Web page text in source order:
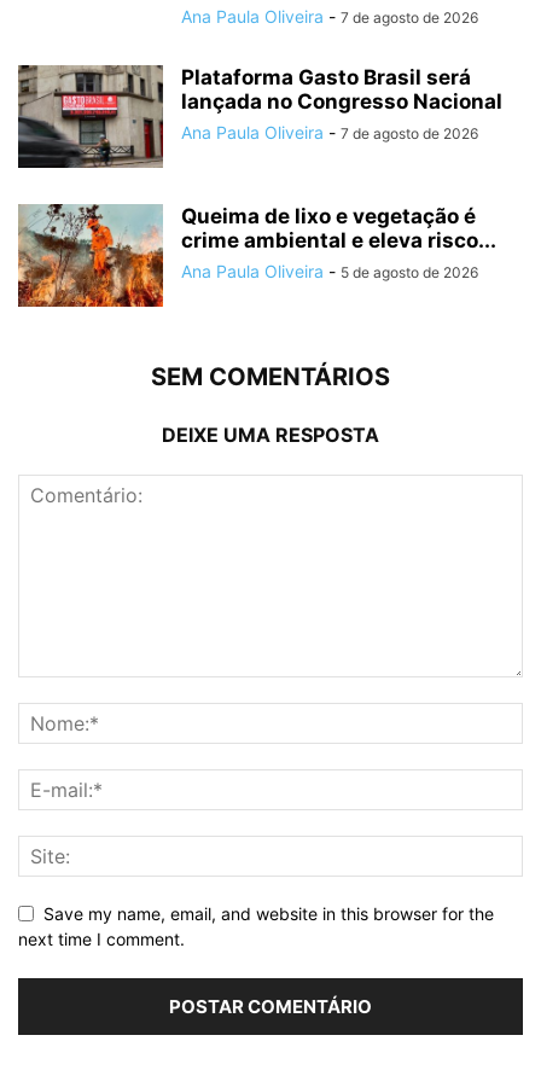
Ana Paula Oliveira - 7 de agosto de 2026
Plataforma Gasto Brasil será
lançada no Congresso Nacional
Ana Paula Oliveira - 7 de agosto de 2026
Queima de lixo e vegetação é
crime ambiental e eleva risco...
Ana Paula Oliveira - 5 de agosto de 2026
SEM COMENTÁRIOS
DEIXE UMA RESPOSTA
Save my name, email, and website in this browser for the
next time I comment.